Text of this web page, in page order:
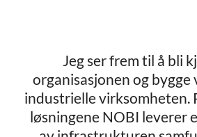
Jeg ser frem til å bli
organisasjonen og bygge
industrielle virksomheten.
løsningene NOBI leverer